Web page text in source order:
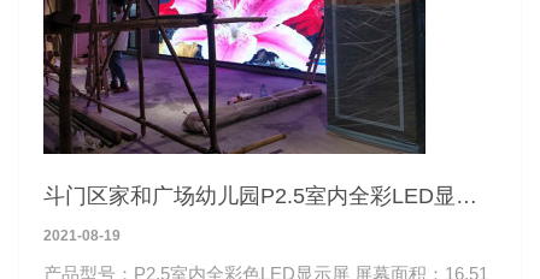
斗门区家和广场幼儿园P2.5室内全彩LED显示
2021-08-19
产品型号：P2.5室内全彩色LED显示屏 屏幕面积：16.51